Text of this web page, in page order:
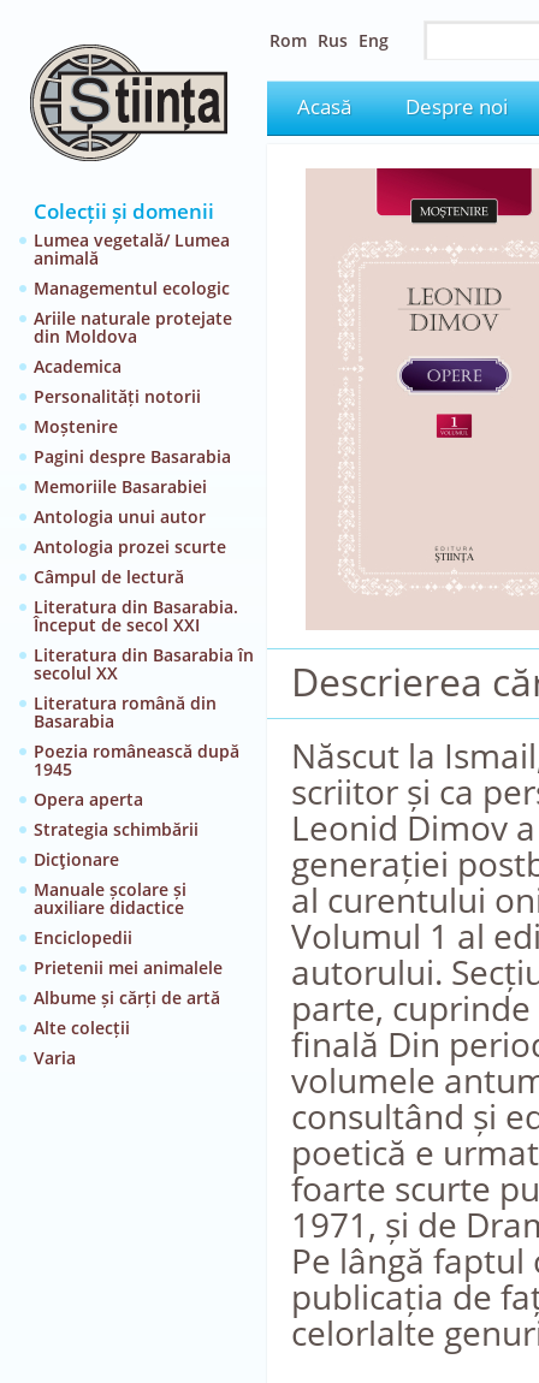
Colecții și domenii
Lumea vegetală/ Lumea
animală
Managementul ecologic
Ariile naturale protejate
din Moldova
Academica
Personalități notorii
Moștenire
Pagini despre Basarabia
Memoriile Basarabiei
Antologia unui autor
Antologia prozei scurte
Câmpul de lectură
Literatura din Basarabia.
Început de secol XXI
Literatura din Basarabia în
secolul XX
Literatura română din
Basarabia
Poezia românească după
1945
Opera aperta
Strategia schimbării
Dicţionare
Manuale școlare și
auxiliare didactice
Enciclopedii
Prietenii mei animalele
Albume și cărți de artă
Alte colecții
Varia
Rom Rus Eng
Acasă Despre noi
Descrierea
Născut la
scriitor și ca
Leonid Dimov
generației
al curentului
Volumul 1 al
autorului.
parte,
finală Din
volumele
consultând și
poetică e
foarte scurte
1971, și de
Pe lângă
publicația de
celorlalte